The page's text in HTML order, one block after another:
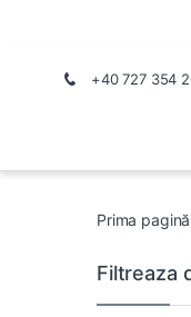
+40 727 354
Prima pagină
Filtreaza